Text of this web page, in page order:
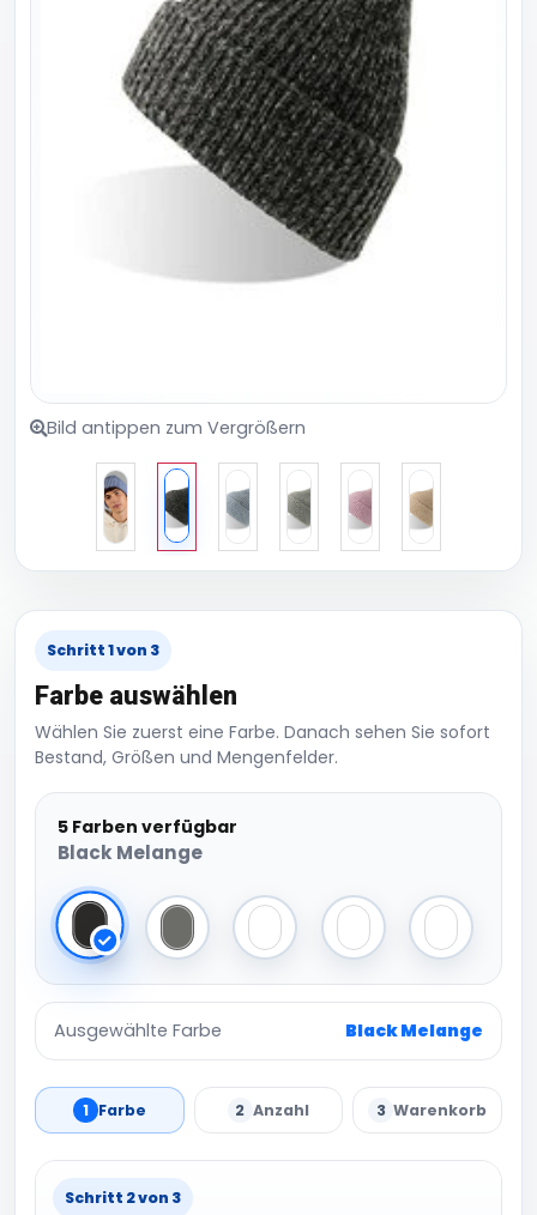
Bild antippen zum Vergrößern
Schritt 1 von 3
Farbe auswählen
Wählen Sie zuerst eine Farbe. Danach sehen Sie sofort
Bestand, Größen und Mengenfelder.
5 Farben verfügbar
Black Melange
Black MelangeLight Grey MelangeLight Avio Melange
Lilac MelangeBeige
Ausgewählte Farbe Black Melange
1 Farbe 2 Anzahl 3 Warenkorb
Schritt 2 von 3